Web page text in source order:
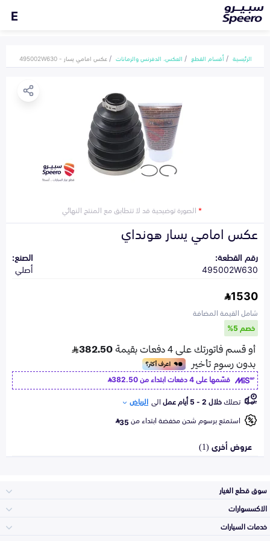
E
الرئيسية أقسام القطع العكس، الدفرنس والرمانات عكس امامي يسار - 495002W630
*الصورة توضيحية قد لا تتطابق مع المنتج النهائي
عكس امامي يسار هونداي
رقم القطعة:
495002W630
الصنع:
أصلي
1530
شامل القيمة المضافة
خصم 5%
قسّمها على 4 دفعات ابتداء من
382.50
تصلكخلال 2 - 5 أيام عمل الى الرياض
استمتع برسوم شحن مخفضة ابتداء من35
عروض أخرى (1)
سوق قطع الغيار
الاكسسوارات
خدمات السيارات